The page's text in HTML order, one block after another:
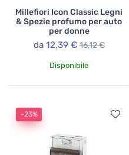
Millefiori Icon Classic Legni
& Spezie profumo per auto
per donne
da 12,39 € 16,12 €
Disponibile
-23%